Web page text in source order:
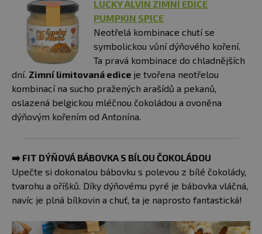
LUCKY ALVIN ZIMNÍ EDICE
PUMPKIN SPICE
Neotřelá kombinace chutí se
symbolickou vůní dýňového koření.
Ta pravá kombinace do chladnějších
dní. Zimní limitovaná edice je tvořena neotřelou
kombinací na sucho pražených arašídů a pekanů,
oslazená belgickou mléčnou čokoládou a ovoněna
dýňovým kořením od Antonína.
➡️ FIT DÝŇOVÁ BÁBOVKA S BÍLOU ČOKOLÁDOU
Upečte si dokonalou bábovku s polevou z bílé čokolády,
tvarohu a oříšků. Díky dýňovému pyré je bábovka vláčná,
navíc je plná bílkovin a chuť, ta je naprosto fantastická!